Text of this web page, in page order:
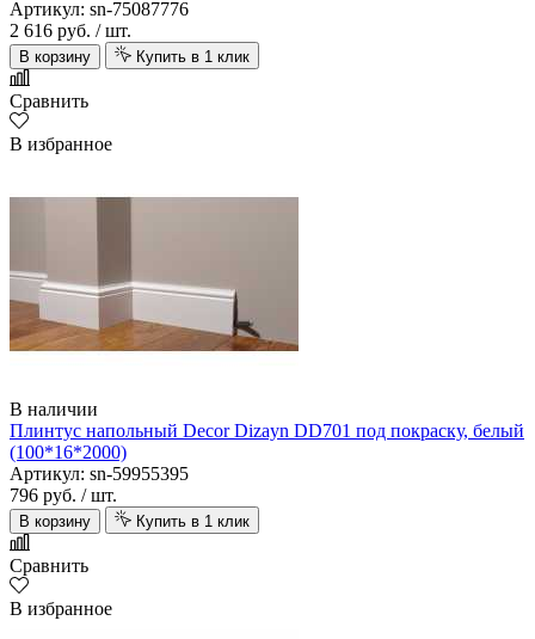
Артикул: sn-75087776
2 616 руб. / шт.
В корзину Купить в 1 клик
Сравнить
В избранное
В наличии
Плинтус напольный Decor Dizayn DD701 под покраску, белый
(100*16*2000)
Артикул: sn-59955395
796 руб. / шт.
В корзину Купить в 1 клик
Сравнить
В избранное